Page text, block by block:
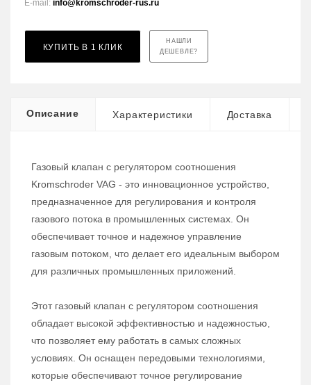
E-mail: info@kromschroder-rus.ru
КУПИТЬ В 1 КЛИК
НАШЛИ
ДЕШЕВЛЕ?
Описание Характеристики Доставка
Газовый клапан с регулятором соотношения
Kromschroder VAG - это инновационное устройство,
предназначенное для регулирования и контроля
газового потока в промышленных системах. Он
обеспечивает точное и надежное управление
газовым потоком, что делает его идеальным выбором
для различных промышленных приложений.
Этот газовый клапан с регулятором соотношения
обладает высокой эффективностью и надежностью,
что позволяет ему работать в самых сложных
условиях. Он оснащен передовыми технологиями,
которые обеспечивают точное регулирование